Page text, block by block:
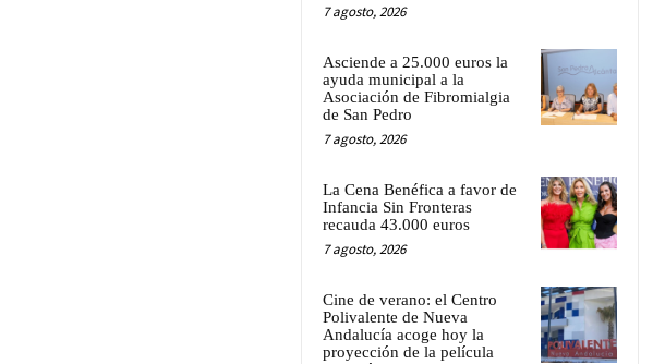
7 agosto, 2026
Asciende a 25.000 euros la
ayuda municipal a la
Asociación de Fibromialgia
de San Pedro
7 agosto, 2026
La Cena Benéfica a favor de
Infancia Sin Fronteras
recauda 43.000 euros
7 agosto, 2026
Cine de verano: el Centro
Polivalente de Nueva
Andalucía acoge hoy la
proyección de la película